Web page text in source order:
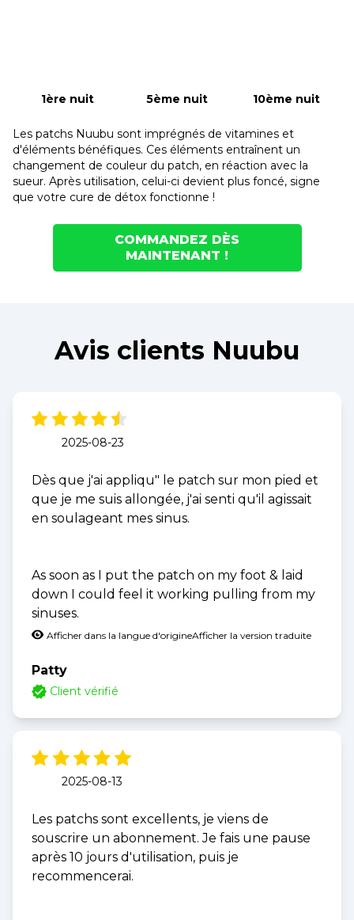
1ère nuit 5ème nuit 10ème nuit
Les patchs Nuubu sont imprégnés de vitamines et
d'éléments bénéfiques. Ces éléments entraînent un
changement de couleur du patch, en réaction avec la
sueur. Après utilisation, celui-ci devient plus foncé, signe
que votre cure de détox fonctionne !
COMMANDEZ DÈS
MAINTENANT !
Avis clients Nuubu
2025-08-23
Dès que j'ai appliqu" le patch sur mon pied et
que je me suis allongée, j'ai senti qu'il agissait
en soulageant mes sinus.
As soon as I put the patch on my foot & laid
down I could feel it working pulling from my
sinuses.
Afficher dans la langue d'origineAfficher la version traduite
Patty
Client vérifié
2025-08-13
Les patchs sont excellents, je viens de
souscrire un abonnement. Je fais une pause
après 10 jours d'utilisation, puis je
recommencerai.